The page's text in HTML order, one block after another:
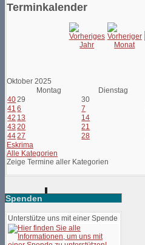
Terminkalender
Oktober 2025
Montag
Dienstag
4029 30
41 6 7
42 13 14
43 20 21
4427 28
Eskrima
Alle Kategorien
Zeige Termine aller Kategorien
Spenden
Unterstütze uns mit einer Spende